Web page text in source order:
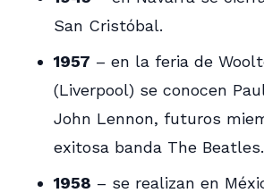
San Cristóbal.
1957 – en la feria de
(Liverpool) se conocen
John Lennon, futuros
exitosa banda The Beatles.
1958 – se realizan en